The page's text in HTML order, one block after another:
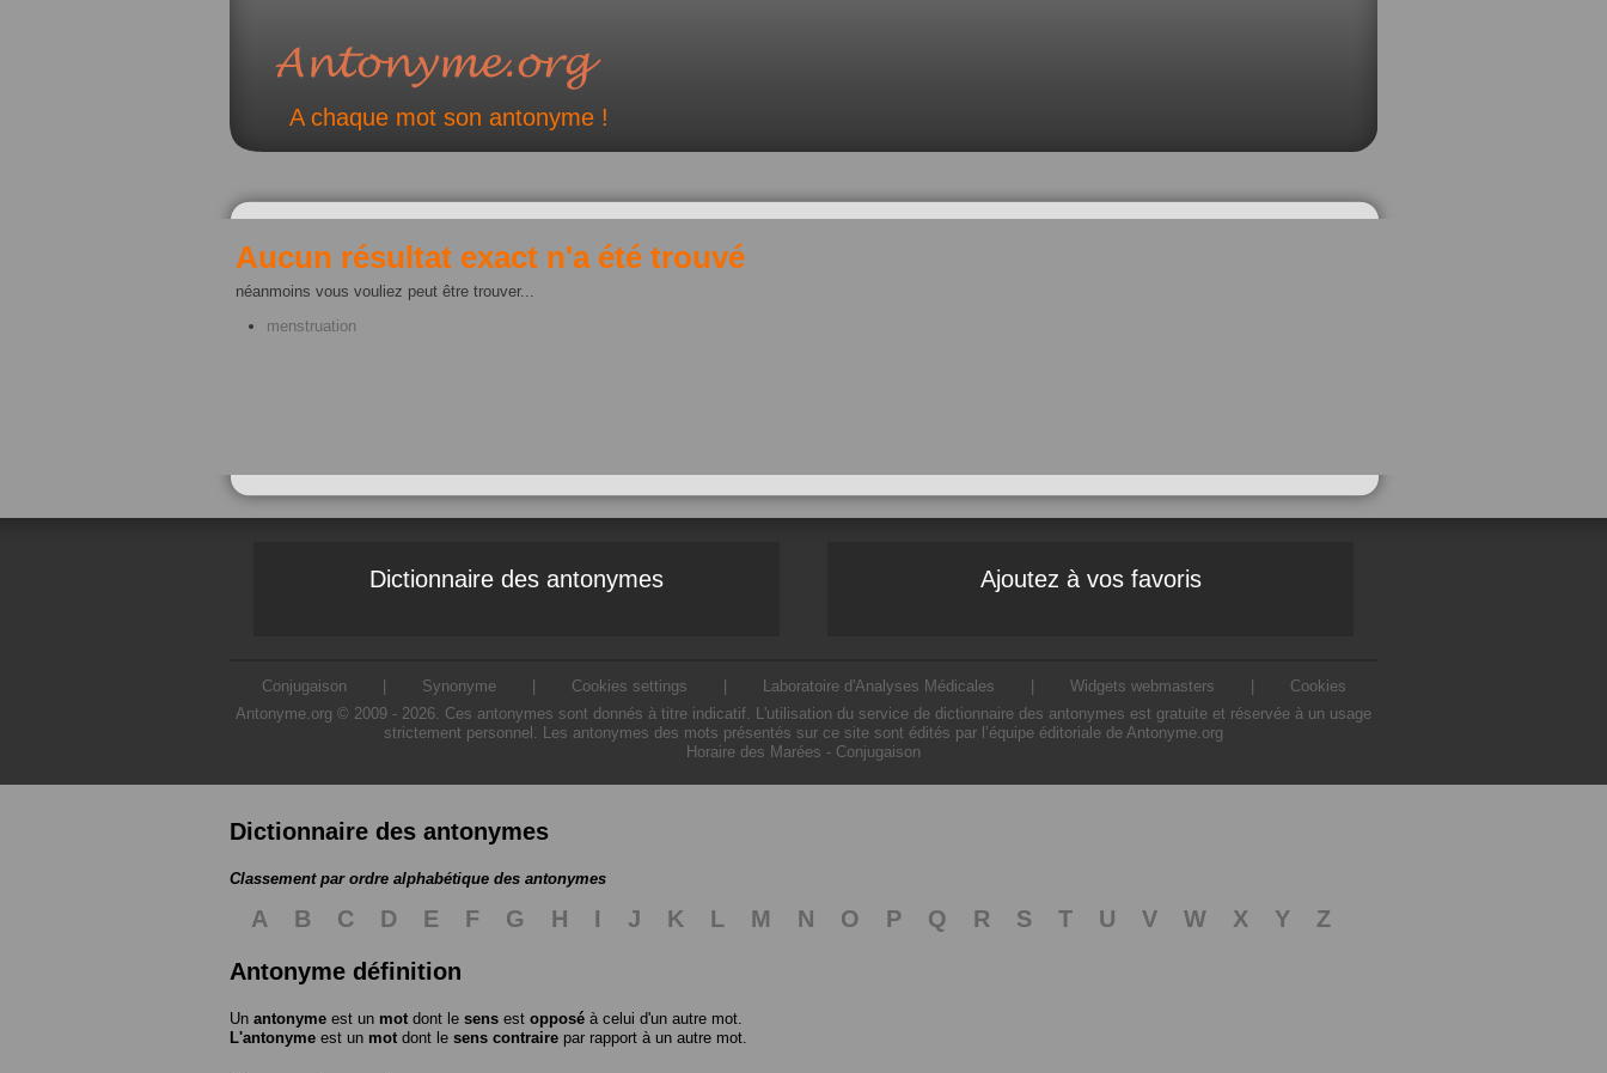
A chaque mot son antonyme !
Aucun résultat exact n'a été trouvé
néanmoins vous vouliez peut être trouver...
menstruation
Dictionnaire des antonymes Ajoutez à vos favoris
Conjugaison Synonyme Cookies settings Laboratoire d'Analyses Médicales Widgets webmasters
Cookies
Antonyme.org © 2009 - 2026. Ces antonymes sont donnés à titre indicatif. L'utilisation du service de dictionnaire des antonymes est gratuite et réservée à un usage
strictement personnel. Les antonymes des mots présentés sur ce site sont édités par l’équipe éditoriale de Antonyme.org
Horaire des Marées - Conjugaison
Dictionnaire des antonymes
Classement par ordre alphabétique des antonymes
A B C D E F G H I J K L M N O P Q R S T U V W X Y
Z
Antonyme définition
Un antonyme est un mot dont le sens est opposé à celui d'un autre mot.
L'antonyme est un mot dont le sens contraire par rapport à un autre mot.